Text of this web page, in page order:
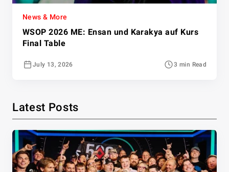
News & More
WSOP 2026 ME: Ensan und Karakya auf Kurs
Final Table
July 13, 2026 3 min Read
Latest Posts